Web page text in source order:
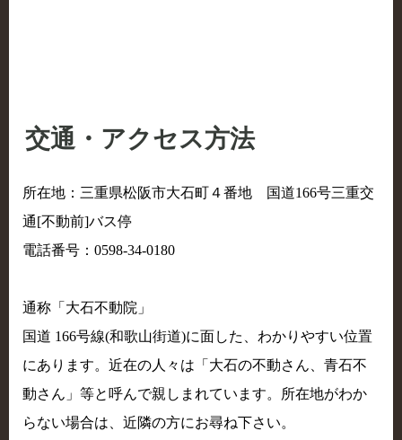
交通・アクセス方法
所在地：三重県松阪市大石町４番地 国道166号三重交
通[不動前]バス停
電話番号：0598-34-0180
通称「大石不動院」
国道 166号線(和歌山街道)に面した、わかりやすい位置
にあります。近在の人々は「大石の不動さん、青石不
動さん」等と呼んで親しまれています。所在地がわか
らない場合は、近隣の方にお尋ね下さい。